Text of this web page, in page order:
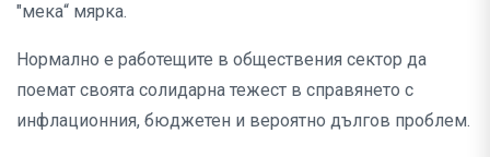
"мека“ мярка.
Нормално е работещите в обществения сектор да
поемат своята солидарна тежест в справянето с
инфлационния, бюджетен и вероятно дългов проблем.